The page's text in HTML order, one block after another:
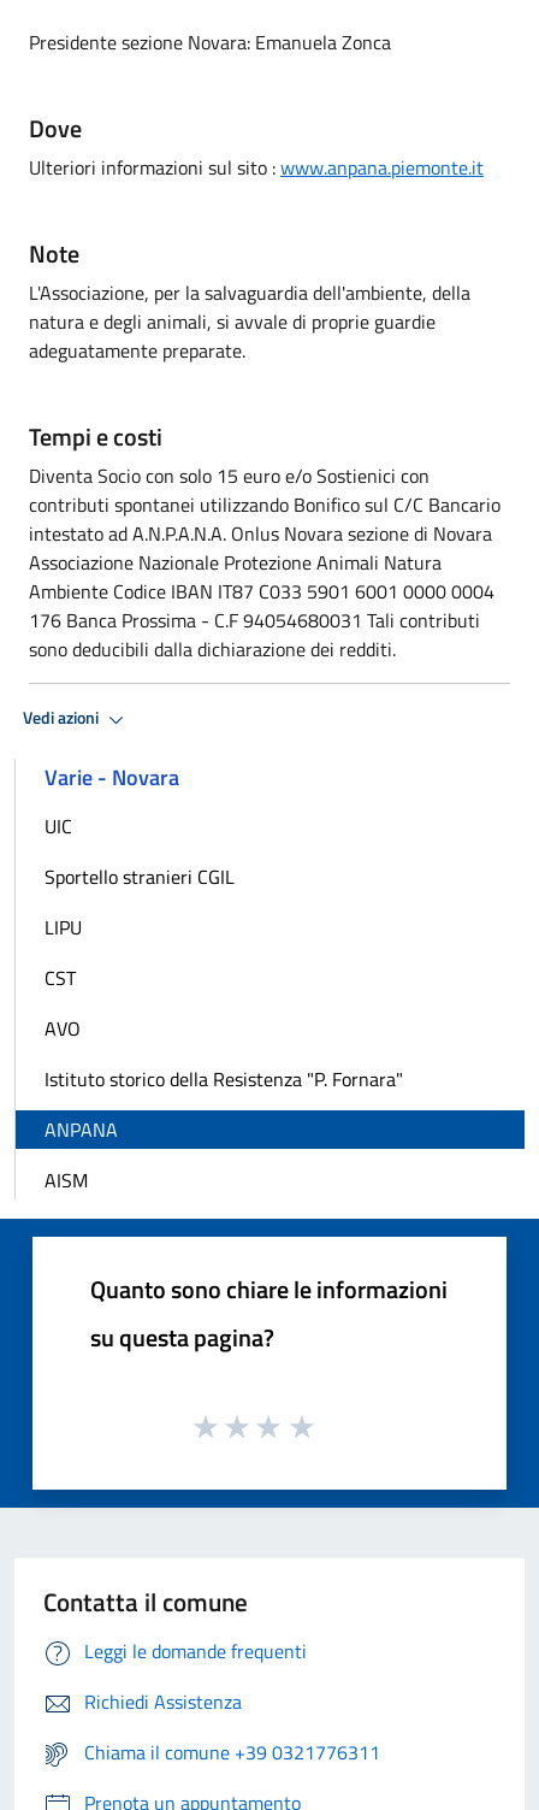
Presidente sezione Novara: Emanuela Zonca
Dove
Ulteriori informazioni sul sito :www.anpana.piemonte.it
Note
L'Associazione, per la salvaguardia dell'ambiente, della
natura e degli animali, si avvale di proprie guardie
adeguatamente preparate.
Tempi e costi
Diventa Socio con solo 15 euro e/o Sostienici con
contributi spontanei utilizzando Bonifico sul C/C Bancario
intestato ad A.N.P.A.N.A. Onlus Novara sezione di Novara
Associazione Nazionale Protezione Animali Natura
Ambiente Codice IBAN IT87 C033 5901 6001 0000 0004
176 Banca Prossima - C.F 94054680031 Tali contributi
sono deducibili dalla dichiarazione dei redditi.
Vedi azioni
Varie - Novara
UIC
Sportello stranieri CGIL
LIPU
CST
AVO
Istituto storico della Resistenza "P. Fornara"
ANPANA
AISM
Quanto sono chiare le informazioni
su questa pagina?
Contatta il comune
Leggi le domande frequenti
Richiedi Assistenza
Chiama il comune +39 0321776311
Prenota un appuntamento